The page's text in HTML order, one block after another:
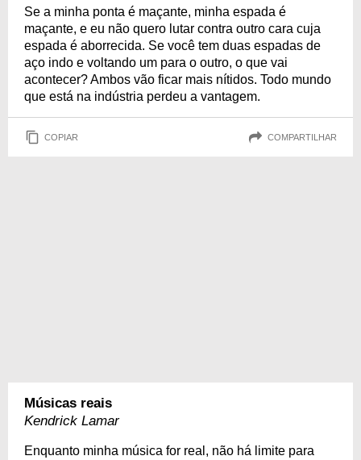
Se a minha ponta é maçante, minha espada é
maçante, e eu não quero lutar contra outro cara cuja
espada é aborrecida. Se você tem duas espadas de
aço indo e voltando um para o outro, o que vai
acontecer? Ambos vão ficar mais nítidos. Todo mundo
que está na indústria perdeu a vantagem.
COPIAR COMPARTILHAR
Músicas reais
Kendrick Lamar
Enquanto minha música for real, não há limite para